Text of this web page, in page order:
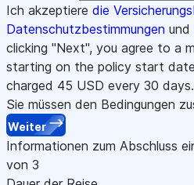
Ich akzeptiere die
Datenschutzbestimmungen und
clicking "Next", you agree to a
starting on the policy start
charged 45 USD every 30 days.
Sie müssen den Bedingungen
Weiter
Informationen zum Abschluss
von 3